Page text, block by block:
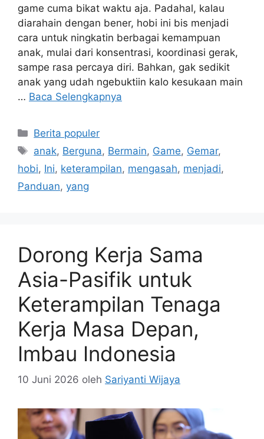
game cuma bikat waktu aja. Padahal, kalau
diarahain dengan bener, hobi ini bis menjadi
cara untuk ningkatin berbagai kemampuan
anak, mulai dari konsentrasi, koordinasi gerak,
sampe rasa percaya diri. Bahkan, gak sedikit
anak yang udah ngebuktiin kalo kesukaan main
… Baca Selengkapnya
Kategori
Berita populer
Tag
anak, Berguna, Bermain, Game, Gemar,
hobi, Ini, keterampilan, mengasah, menjadi,
Panduan, yang
Dorong Kerja Sama
Asia-Pasifik untuk
Keterampilan Tenaga
Kerja Masa Depan,
Imbau Indonesia
10 Juni 2026 oleh Sariyanti Wijaya